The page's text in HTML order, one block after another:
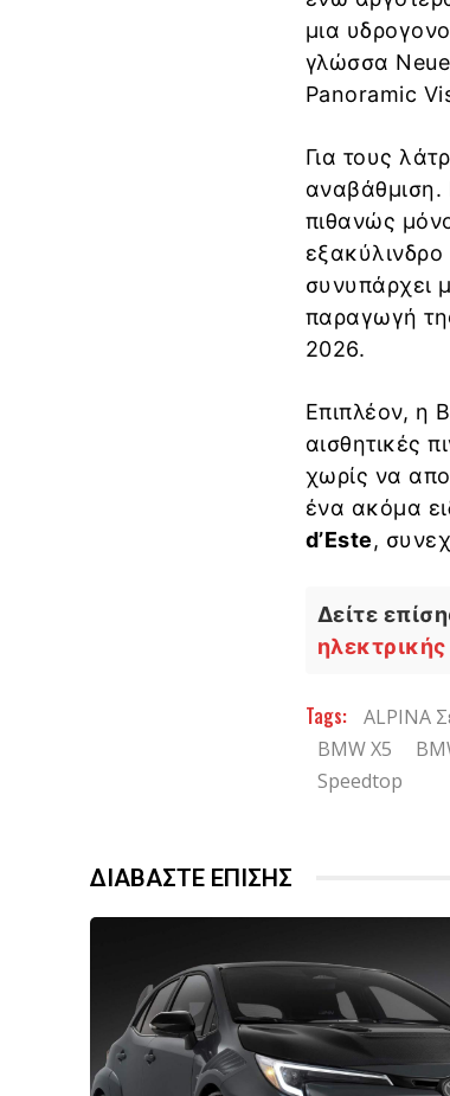
μια
γλώσσα
Panoramic
Για τους
πιθανώς
συνυπάρχει
παραγωγή
2026.
Επιπλέον, η
αισθητικές
χωρίς να
ένα ακόμα
d’Este,
Δείτε
Tags: ALPINA
BMW X5
Speedtop
ΔΙΑΒΑΣΤΕ ΕΠΙΣΗΣ